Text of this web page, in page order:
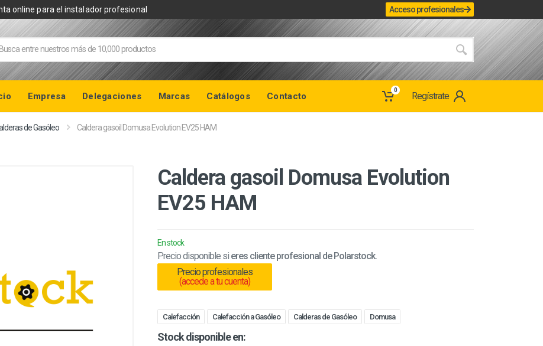
online para el instalador profesional Acceso profesionales
Empresa Delegaciones Marcas Catálogos Contacto
0
Regístrate
de Gasóleo Caldera gasoil Domusa Evolution EV25 HAM
Caldera gasoil Domusa Evolution
EV25 HAM
En stock
Precio disponible si eres cliente profesional de Polarstock.
Precio profesionales
(accede a tu cuenta)
Calefacción Calefacción a Gasóleo Calderas de Gasóleo Domusa
Stock disponible en: